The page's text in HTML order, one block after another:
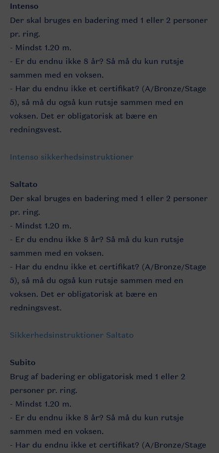
Intenso
Der skal bruges en badering med 1 eller 2 personer
pr. ring.
- Mindst 1.20 m.
- Er du endnu ikke 8 år? Så må du kun rutsje
sammen med en voksen.
- Har du endnu ikke et certifikat? (A/Bronze/Stage
5), så må du også kun rutsje sammen med en
voksen. Det er obligatorisk at bære en
redningsvest.
Intenso sikkerhedsinstruktioner
Saltato
Der skal bruges en badering med 1 eller 2 personer
pr. ring.
- Mindst 1.20 m.
- Er du endnu ikke 8 år? Så må du kun rutsje
sammen med en voksen.
- Har du endnu ikke et certifikat? (A/Bronze/Stage
5), så må du også kun rutsje sammen med en
voksen. Det er obligatorisk at bære en
redningsvest.
Sikkerhedsinstruktioner Saltato
Subito
Brug af badering er obligatorisk med 1 eller 2
personer pr. ring.
- Mindst 1.20 m.
- Er du endnu ikke 8 år? Så må du kun rutsje
sammen med en voksen.
- Har du endnu ikke et certifikat? (A/Bronze/Stage